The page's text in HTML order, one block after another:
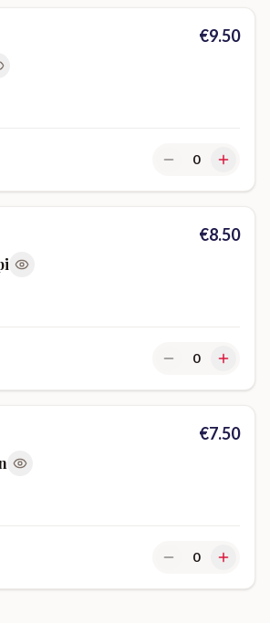
€9.50
0
€8.50
0
€7.50
0